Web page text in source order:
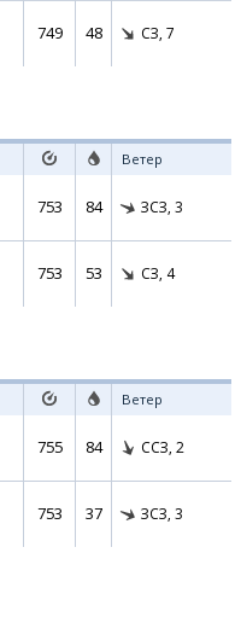
749 48 СЗ, 7
Ветер
753 84 ЗСЗ, 3
753 53 СЗ, 4
Ветер
755 84 ССЗ, 2
753 37 ЗСЗ, 3